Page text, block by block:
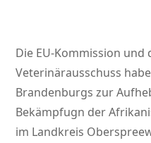
Die EU-Kommission und
Veterinärausschuss
Brandenburgs zur
Bekämpfugn der
im Landkreis